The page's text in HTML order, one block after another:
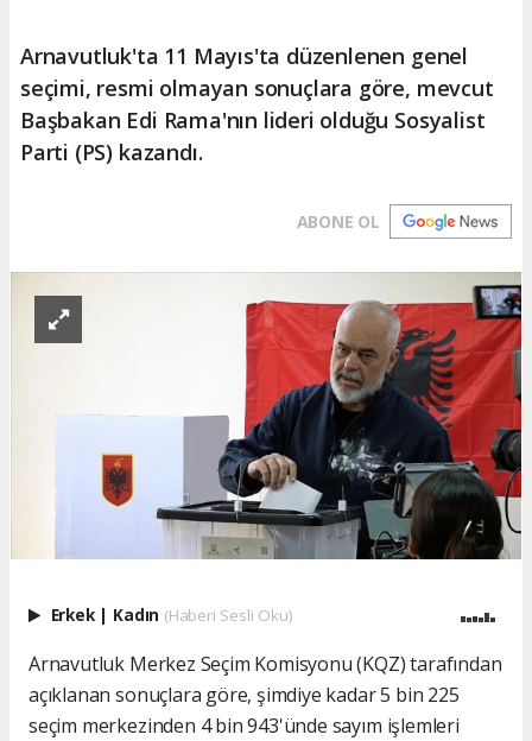
Arnavutluk'ta 11 Mayıs'ta düzenlenen genel
seçimi, resmi olmayan sonuçlara göre, mevcut
Başbakan Edi Rama'nın lideri olduğu Sosyalist
Parti (PS) kazandı.
ABONE OL
Erkek | Kadın (Haberi Sesli Oku)
Arnavutluk Merkez Seçim Komisyonu (KQZ) tarafından
açıklanan sonuçlara göre, şimdiye kadar 5 bin 225
seçim merkezinden 4 bin 943'ünde sayım işlemleri